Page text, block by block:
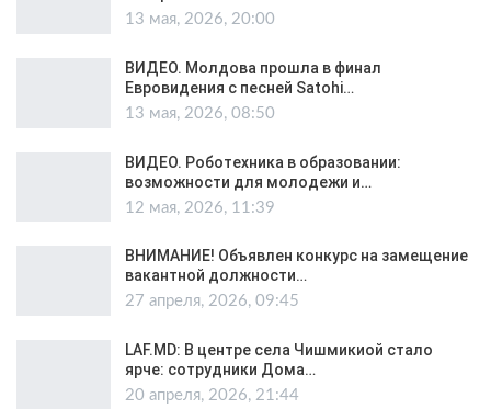
13 мая, 2026, 20:00
ВИДЕО. Молдова прошла в финал
Евровидения с песней Satohi…
13 мая, 2026, 08:50
ВИДЕО. Роботехника в образовании:
возможности для молодежи и…
12 мая, 2026, 11:39
ВНИМАНИЕ! Объявлен конкурс на замещение
вакантной должности…
27 апреля, 2026, 09:45
LAF.MD: В центре села Чишмикиой стало
ярче: сотрудники Дома…
20 апреля, 2026, 21:44